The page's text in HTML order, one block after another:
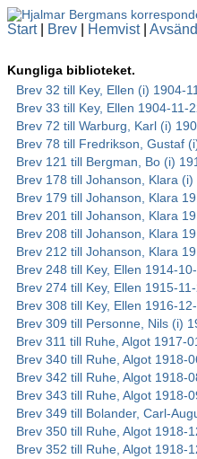
Start| Brev Hemvist|
Kungliga biblioteket.
Brev 32 till Key, Ellen (i) 1904-
Brev 33 till Key, Ellen 1904-11-
Brev 72 till Warburg, Karl (i)
Brev 78 till Fredrikson, Gustaf
Brev 121 till Bergman, Bo (i)
Brev 178 till Johanson, Klara
Brev 179 till Johanson, Klara
Brev 201 till Johanson, Klara
Brev 208 till Johanson, Klara
Brev 212 till Johanson, Klara
Brev 248 till Key, Ellen 1914-
Brev 274 till Key, Ellen 1915-
Brev 308 till Key, Ellen 1916-
Brev 309 till Personne, Nils (i)
Brev 311 till Ruhe, Algot 1917-
Brev 340 till Ruhe, Algot 1918-
Brev 342 till Ruhe, Algot 1918-
Brev 343 till Ruhe, Algot 1918-
Brev 349 till Bolander, Carl-
Brev 350 till Ruhe, Algot 1918-
Brev 352 till Ruhe, Algot 1918-